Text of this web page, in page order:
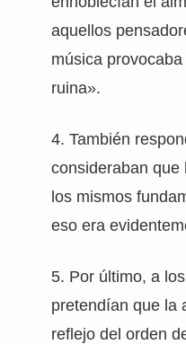
aquellos
música
ruina».
4. También
consideraban que
los mismos
eso era
5. Por último, a
pretendían que la
reflejo del orden